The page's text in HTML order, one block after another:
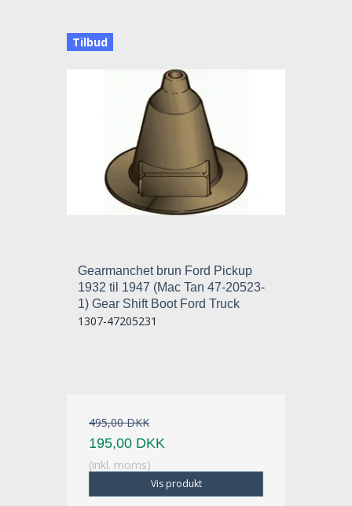
Tilbud
Gearmanchet brun Ford Pickup
1932 til 1947 (Mac Tan 47-20523-
1) Gear Shift Boot Ford Truck
1307-47205231
495,00 DKK
195,00 DKK
(inkl. moms)
Vis produkt